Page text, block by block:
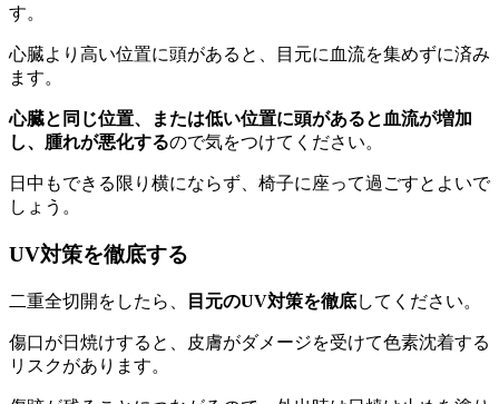
す。
心臓より高い位置に頭があると、目元に血流を集めずに済み
ます。
心臓と同じ位置、または低い位置に頭があると血流が増加
し、腫れが悪化するので気をつけてください。
日中もできる限り横にならず、椅子に座って過ごすとよいで
しょう。
UV対策を徹底する
二重全切開をしたら、 目元のUV対策を徹底してください。
傷口が日焼けすると、皮膚がダメージを受けて色素沈着する
リスクがあります。